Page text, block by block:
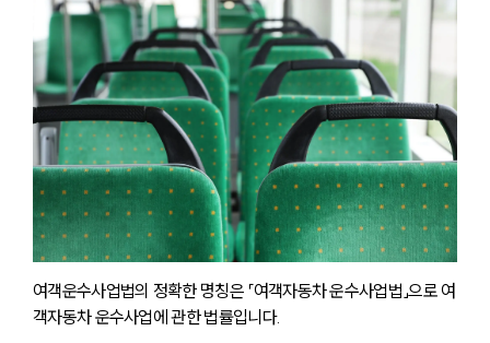
여객운수사업법의 정확한 명칭은 「여객자동차 운수사업법」으로 여
객자동차 운수사업에 관한 법률입니다.